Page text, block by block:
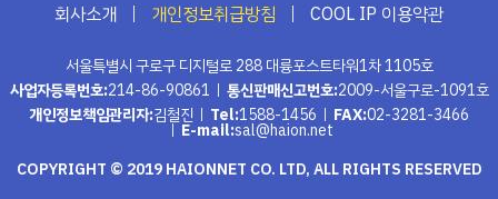
회사소개 개인정보취급방침 COOL IP 이용약관
서울특별시 구로구 디지털로 288 대륭포스트타워1차 1105호
사업자등록번호:214-86-90861 통신판매신고번호:2009-서울구로-1091호
개인정보책임관리자:김철진 Tel:1588-1456 FAX:02-3281-3466
E-mail:sal@haion.net
COPYRIGHT © 2019 HAIONNET CO. LTD, ALL RIGHTS RESERVED